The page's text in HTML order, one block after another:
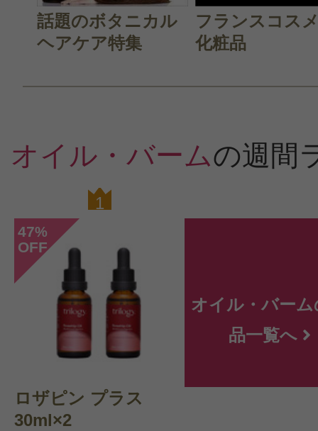
話題のボタニカル
ヘアケア特集
フランスコス
化粧品
オイル・バームの週間
1
47%
OFF
ロザピン プラス
30ml×2
オイル・バーム
品一覧へ